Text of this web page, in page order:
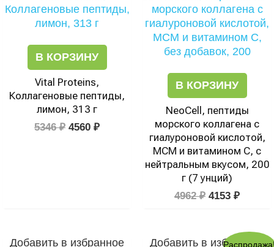
В КОРЗИНУ
Vital Proteins,
Коллагеновые пептиды,
лимон, 313 г
5346₽
составляла
5346 ₽.
4560 ₽
4560 ₽.
В КОРЗИНУ
NeoCell, пептиды
морского коллагена с
гиалуроновой кислотой,
МСМ и витамином C, с
нейтральным вкусом, 200
г (7 унций)
4962₽
составляла
4962 ₽.
4153 ₽
4153 ₽.
Добавить в избранное Добавить в избранное